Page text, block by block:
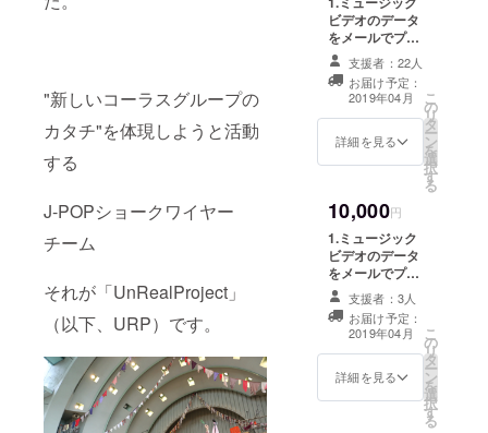
"新しいコーラスグループの
カタチ"を体現しようと活動
する
J-POPショークワイヤー
チーム
それが「UnRealProject」
（以下、URP）です。
いる。
ビデオのデータ
をメールでプレ
ゼント 2.ミュー
ジックビデオの
エンドロールに
お名前掲載 3.CD
製作時、クレ
ジットのスペ
支援者：22人
お届け予定：
2019年04月
詳細を見る
こ
の
リ
タ
ー
ン
を
選
択
す
る
10,000円
1.ミュージック
ビデオのデータ
をメールでプレ
ゼント 2.ミュー
ジックビデオの
エンドロールに
お名前掲載 3.CD
製作時、クレ
ジットのスペ
支援者：3人
お届け予定：
2019年04月
詳細を見る
こ
の
リ
タ
ー
ン
を
選
択
す
る